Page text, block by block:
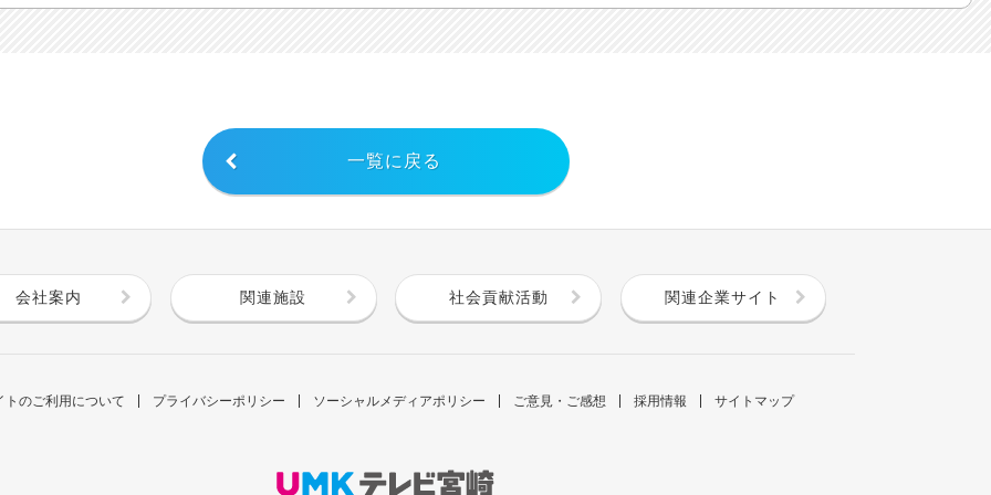
一覧に戻る
会社案内 関連施設 社会貢献活動 関連企業サイト
トのご利用について プライバシーポリシー ソーシャルメディアポリシー ご意見・ご感想 採用情報 サイトマップ